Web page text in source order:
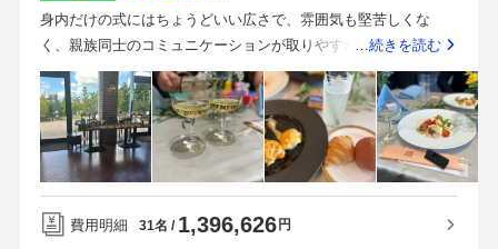
結婚式当日に席次表に誤りがあることがわかり、訂正を諦めて
いましたが迅速に対応していただきどうにか式に間に合いまし
ていただけました。参列者に子供が多かったため、スタンプラ
リーならぬシールラリーを企画していただきました。スタンプ
だと洋服を汚す可能性があるためシールに変更していただいた
り、シールラリーの台紙を作って頂けました。持ち込みできる
ます。参列者に子供が多いため一棟貸切というところを重視し
て探していました。また、結婚式の演出でやりたくない事はや
身内だけの式にはちょうどいい広さで、雰囲気も堅苦しくな
く、親族同士のコミュニケーションが取りやすかった。新郎の
衣装はどうしてもプラン内には収まらなかったドレスはプラン
内のを選び、席札は手作りを持ち込みしたオープンキッチンで
出来立てのお料理が楽しめる大きな窓の向こうにはガーデンが
あり、小さい子供が多かったため、遊び場となって良かった。
また、天気が良ければ、ガーデンでの写真撮影も出来るため、
記念になる。式のイメージはもちろん趣味の話で盛り上がれる
お話上手なプランナーさんがいる。急な変更や質問にもlineで丁
…続きを読む
費用明細 31名 1,396,626 円